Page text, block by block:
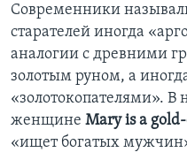
Современники
старателей иногда
аналогии с древними
золотым руном, а
«золотокопателями». В
женщине Mary is a
«ищет богатых